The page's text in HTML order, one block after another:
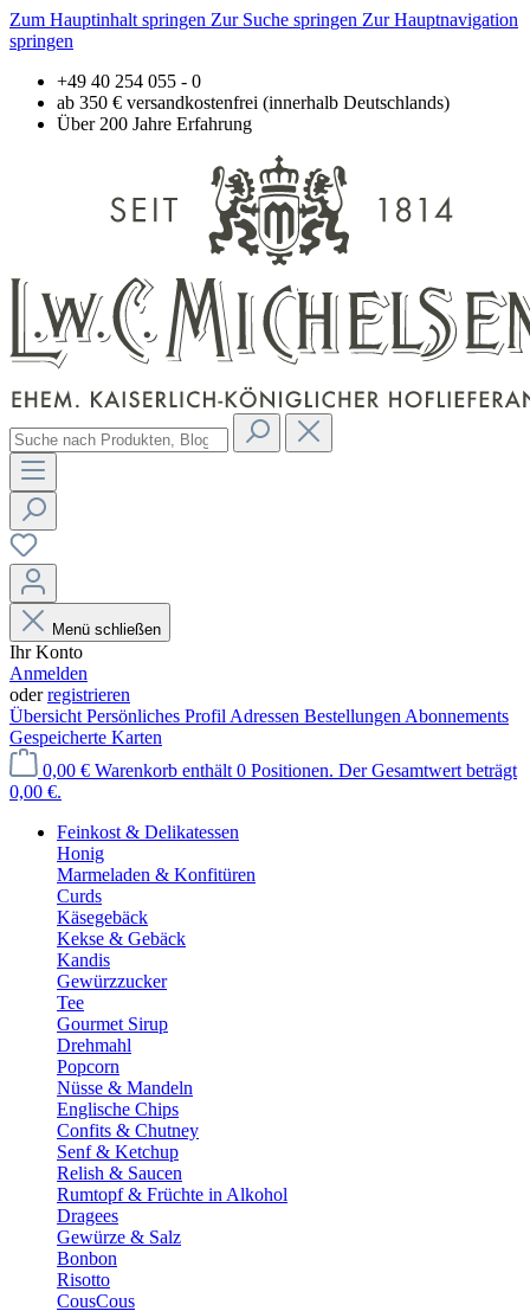
Zum Hauptinhalt springen Zur Suche springen Zur Hauptnavigation
springen
+49 40 254 055 - 0
ab 350 € versandkostenfrei (innerhalb Deutschlands)
Über 200 Jahre Erfahrung
Menü schließen
Ihr Konto
Anmelden
oderregistrieren
Übersicht Persönliches Profil Adressen Bestellungen Abonnements
Gespeicherte Karten
0,00 € Warenkorb enthält 0 Positionen. Der Gesamtwert beträgt
0,00 €.
Feinkost & Delikatessen
Honig
Marmeladen & Konfitüren
Curds
Käsegebäck
Kekse & Gebäck
Kandis
Gewürzzucker
Tee
Gourmet Sirup
Drehmahl
Popcorn
Nüsse & Mandeln
Englische Chips
Confits & Chutney
Senf & Ketchup
Relish & Saucen
Rumtopf & Früchte in Alkohol
Dragees
Gewürze & Salz
Bonbon
Risotto
CousCous